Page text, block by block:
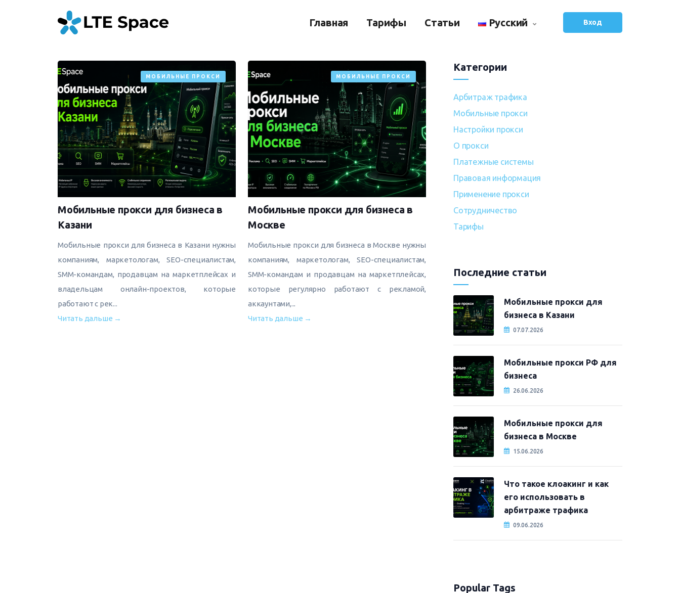
Главная Тарифы Статьи Русский Вход
МОБИЛЬНЫЕ ПРОКСИ
Мобильные прокси для бизнеса в
Казани
Мобильные прокси для бизнеса в Казани нужны
компаниям, маркетологам, SEO-специалистам,
SMM-командам, продавцам на маркетплейсах и
владельцам онлайн-проектов, которые
работают с рек...
Читать дальше →
МОБИЛЬНЫЕ ПРОКСИ
Мобильные прокси для бизнеса в
Москве
Мобильные прокси для бизнеса в Москве нужны
компаниям, маркетологам, SEO-специалистам,
SMM-командам и продавцам на маркетплейсах,
которые регулярно работают с рекламой,
аккаунтами,...
Читать дальше →
Категории
Арбитраж трафика
Мобильные прокси
Настройки прокси
О прокси
Платежные системы
Правовая информация
Применение прокси
Сотрудничество
Тарифы
Последние статьи
Мобильные прокси для
бизнеса в Казани
07.07.2026
Мобильные прокси РФ для
бизнеса
26.06.2026
Мобильные прокси для
бизнеса в Москве
15.06.2026
Что такое клоакинг и как
его использовать в
арбитраже трафика
09.06.2026
Popular Tags